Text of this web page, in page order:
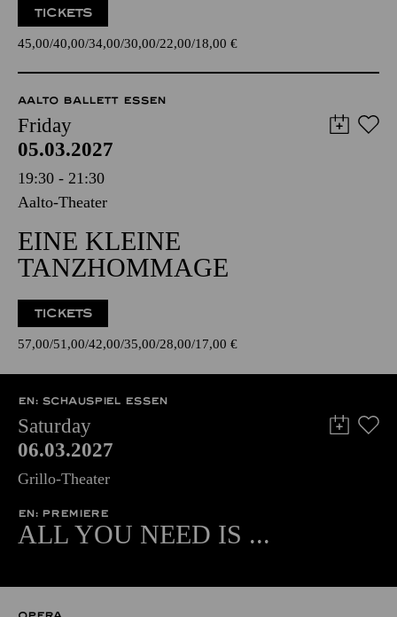
TICKETS
45,00 40,00 34,00 30,00 22,00 18,00 €
AALTO BALLETT ESSEN
Friday
05.03.2027
19:30 - 21:30
Aalto-Theater
EINE KLEINE
TANZHOMMAGE
TICKETS
57,00 51,00 42,00 35,00 28,00 17,00 €
EN: SCHAUSPIEL ESSEN
Saturday
06.03.2027
Grillo-Theater
EN: PREMIERE
ALL YOU NEED IS ...